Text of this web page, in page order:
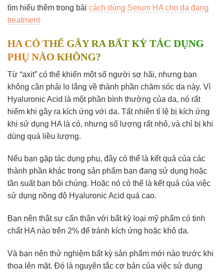
tìm hiểu thêm trong bài cách dùng Serum HA cho da đang
treatment
HA CÓ THỂ GÂY RA BẤT KỲ TÁC DỤNG
PHỤ NÀO KHÔNG?
Từ “axit” có thể khiến một số người sợ hãi, nhưng bạn
không cần phải lo lắng về thành phần chăm sóc da này. Vì
Hyaluronic Acid là một phần bình thường của da, nó rất
hiếm khi gây ra kích ứng với da. Tất nhiên tỉ lệ bị kích ứng
khi sử dụng HA là có, nhưng số lượng rất nhỏ, và chỉ bị khi
dùng quá liều lượng.
Nếu bạn gặp tác dụng phụ, đây có thể là kết quả của các
thành phần khác trong sản phẩm bạn đang sử dụng hoặc
tần suất bạn bôi chúng. Hoặc nó có thể là kết quả của việc
sử dụng nồng độ Hyaluronic Acid quá cao.
Bạn nên thật sự cẩn thận với bất kỳ loại mỹ phẩm có tinh
chất HA nào trên 2% để tránh kích ứng hoặc khô da.
Và bạn nên thử nghiệm bất kỳ sản phẩm mới nào trước khi
thoa lên mặt. Đó là nguyên tắc cơ bản của việc sử dụng